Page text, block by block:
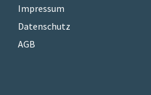
Impressum
Datenschutz
AGB